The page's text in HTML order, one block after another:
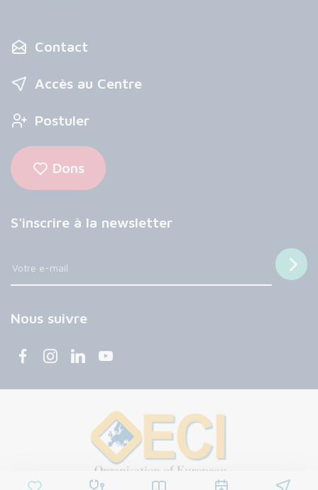
Contact
Accès au Centre
Postuler
Dons
S'inscrire à la newsletter
Nous suivre